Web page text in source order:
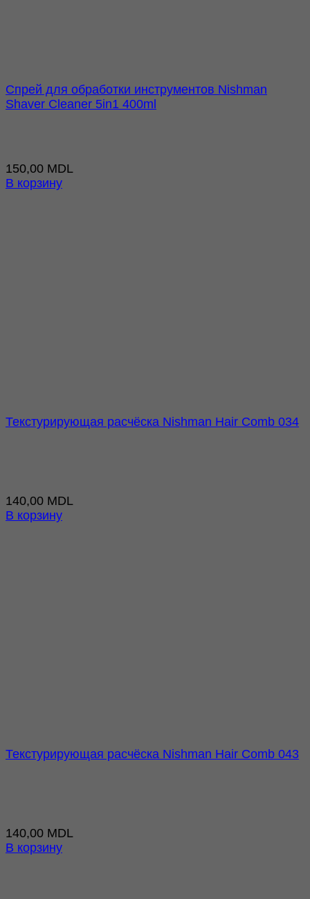
Спрей для обработки инструментов Nishman
Shaver Cleaner 5in1 400ml
150,00 MDL
В корзину
Текстурирующая расчёска Nishman Hair Comb 034
140,00 MDL
В корзину
Текстурирующая расчёска Nishman Hair Comb 043
140,00 MDL
В корзину